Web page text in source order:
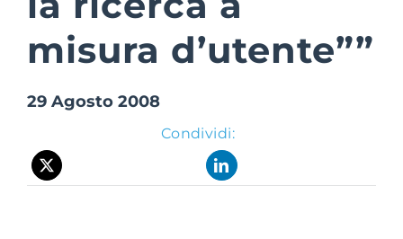
Suite Login
misura d’utente””
29 Agosto 2008
Condividi: